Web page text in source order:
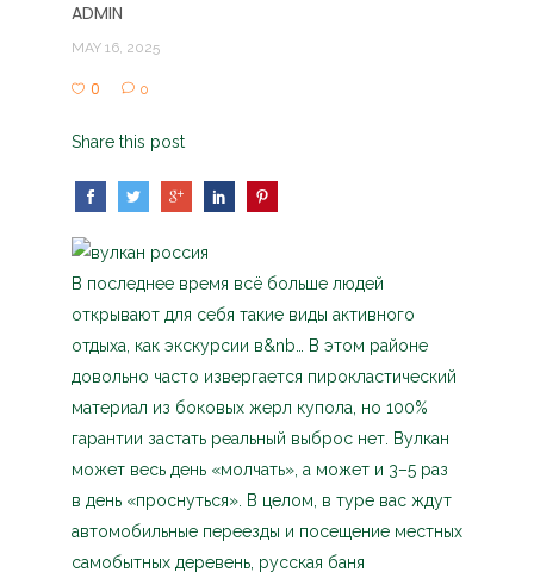
ADMIN
MAY 16, 2025
0 0
Share this post
В последнее время всё больше людей
открывают для себя такие виды активного
отдыха, как экскурсии в&nb… В этом районе
довольно часто извергается пирокластический
материал из боковых жерл купола, но 100%
гарантии застать реальный выброс нет. Вулкан
может весь день «молчать», а может и 3–5 раз
в день «проснуться». В целом, в туре вас ждут
автомобильные переезды и посещение местных
самобытных деревень, русская баня